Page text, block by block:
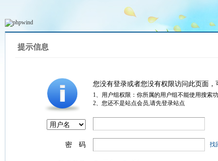
提示信息
您没有登录或者您没有权限访问此页面
1、用户组权限：你所属的用户组不能使用搜索
2、您还不是站点会员,请先登录站点
密 码 找